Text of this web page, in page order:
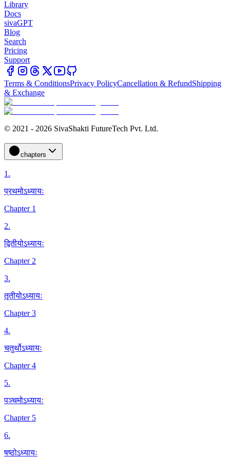
Library
Docs
sivaGPT
Blog
Search
Pricing
Support
Terms & ConditionsPrivacy PolicyCancellation & RefundShipping
& Exchange
© 2021 - 2026 SivaShakti FutureTech Pvt. Ltd.
chapters
1.
प्रथमोऽध्यायः
Chapter 1
2.
द्वितीयोऽध्यायः
Chapter 2
3.
तृतीयोऽध्यायः
Chapter 3
4.
चतुर्थोऽध्यायः
Chapter 4
5.
पञ्चमोऽध्यायः
Chapter 5
6.
षष्ठोऽध्यायः